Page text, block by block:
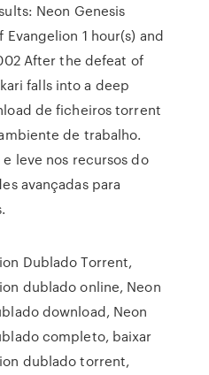
Neon Genesis
1 hour(s) and
After the defeat of
falls into a deep
de ficheiros torrent
de trabalho.
leve nos recursos do
avançadas para
Dublado Torrent,
dublado online, Neon
download, Neon
completo, baixar
dublado torrent,